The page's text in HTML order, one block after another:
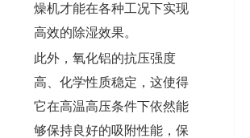
燥机才能在各种工况下实现
高效的除湿效果。
此外，氧化铝的抗压强度
高、化学性质稳定，这使得
它在高温高压条件下依然能
够保持良好的吸附性能，保